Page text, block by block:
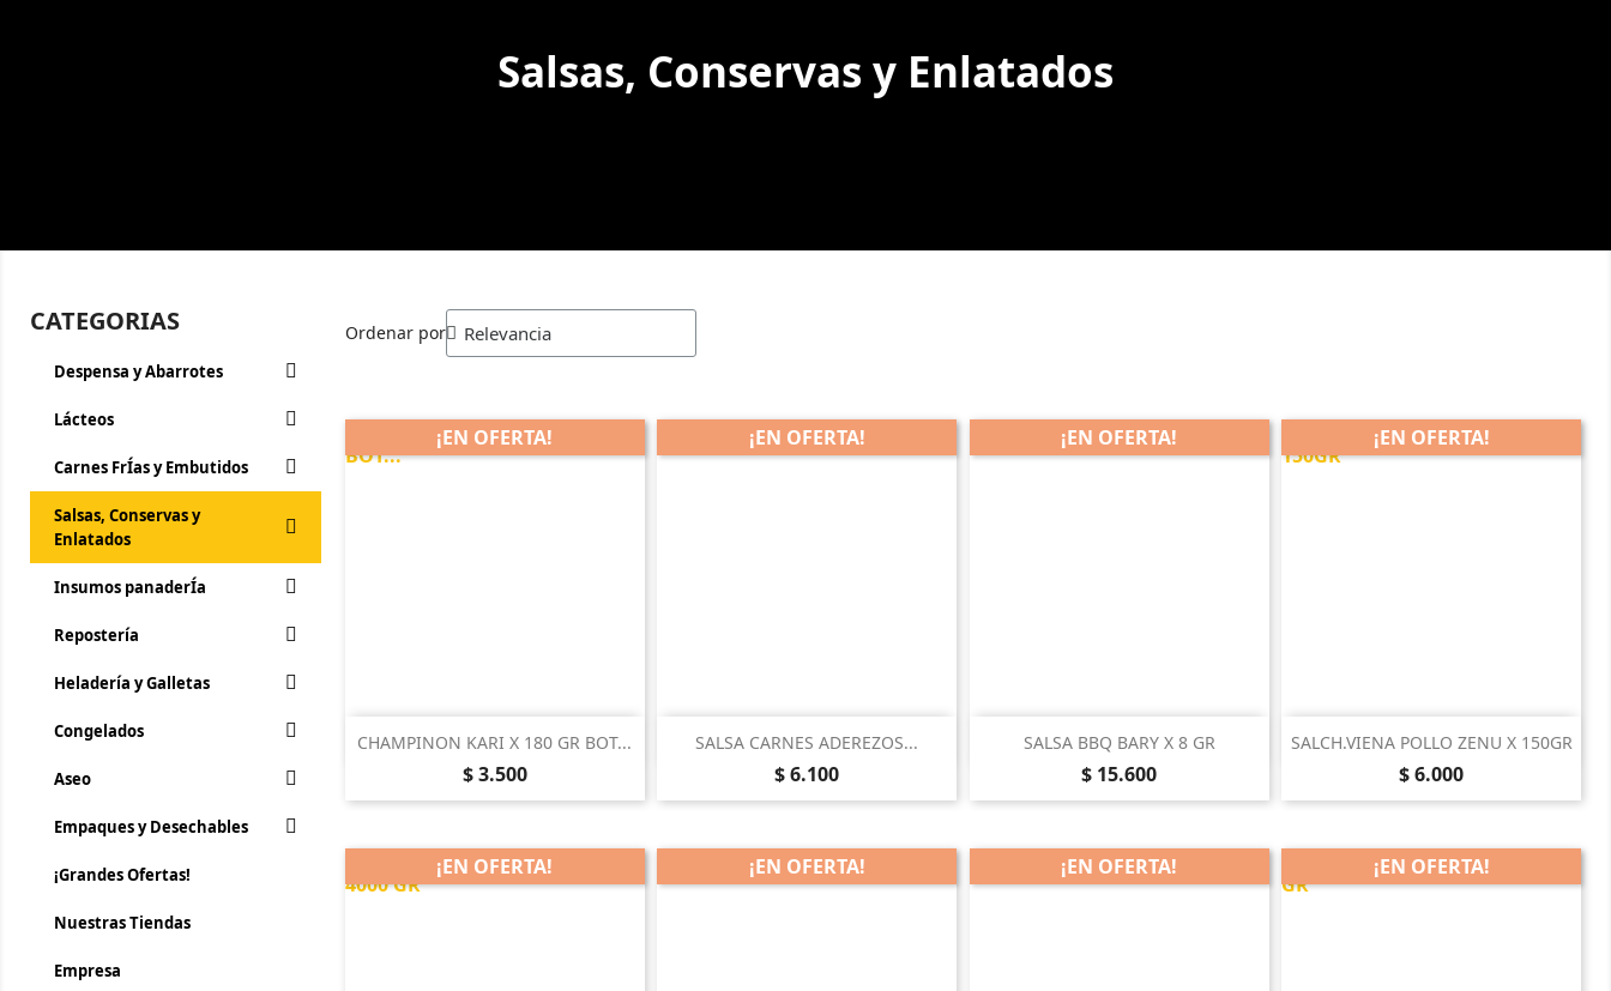
Salsas, Conservas y Enlatados
CATEGORIAS
Despensa y Abarrotes
Lácteos
Carnes FrÍ­as y Embutidos
Salsas, Conservas y
Enlatados
Insumos panaderÍa
Repostería
Heladería y Galletas
Congelados
Aseo
Empaques y Desechables
¡Grandes Ofertas!
Nuestras Tiendas
Empresa
Ordenar por
CHAMPINON KARI X 180 GR BOT...
Precio
$ 3.500
¡EN OFERTA!
 Vista rápida SALSA CARNES ADEREZOS...
Precio
$ 6.100
¡EN OFERTA!
 Vista rápida SALSA BBQ BARY X 8 GR
Precio
$ 15.600
¡EN OFERTA!
 Vista rápida SALCH.VIENA POLLO ZENU X 150GR
Precio
$ 6.000
¡EN OFERTA!
 Vista rápida
¡EN OFERTA! ¡EN OFERTA! ¡EN OFERTA! ¡EN OFERTA!